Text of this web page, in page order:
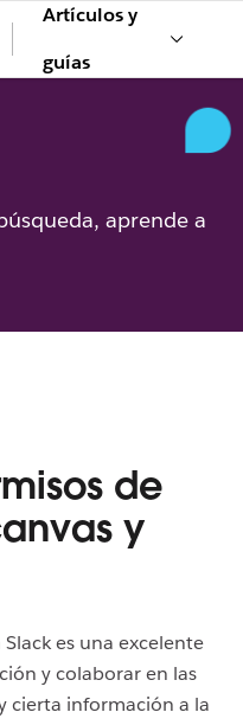
Artículos y
guías
aprende a
de
y
Slack es una excelente
y colaborar en las
cierta información a la